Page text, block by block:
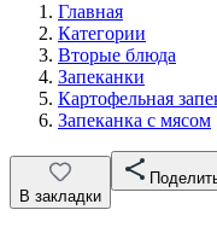
Главная
Категории
Вторые блюда
Запеканки
Картофельная
Запеканка с мясом
В закладки